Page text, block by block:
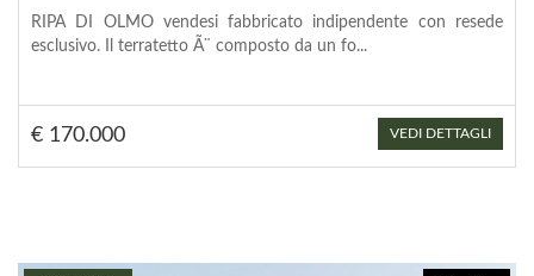
RIPA DI OLMO vendesi fabbricato indipendente con resede
esclusivo. Il terratetto Ã¨ composto da un fo...
€ 170.000 VEDI DETTAGLI